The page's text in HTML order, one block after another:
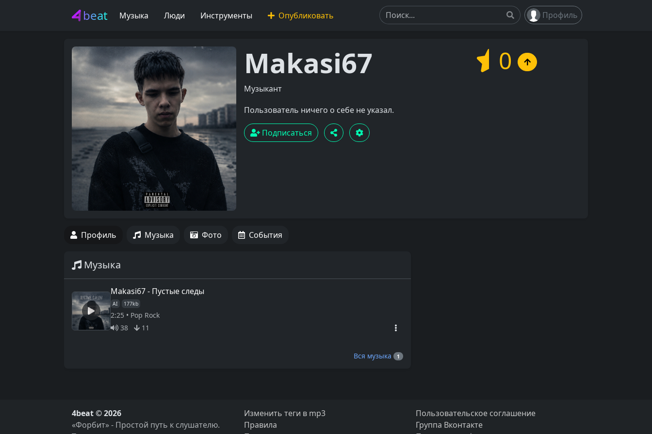
beat Музыка Люди Инструменты Опубликовать Профиль
Makasi67
Музыкант
0
Пользователь ничего о себе не указал.
Подписаться
Профиль Музыка Фото События
Музыка
Makasi67 - Пустые следы
AI 177kb
2:25 • Pop Rock
38
11
Вся музыка 1
4beat © 2026
«Форбит» - Простой путь к слушателю.
Изменить теги в mp3
Правила
Пользовательское соглашение
Группа Вконтакте